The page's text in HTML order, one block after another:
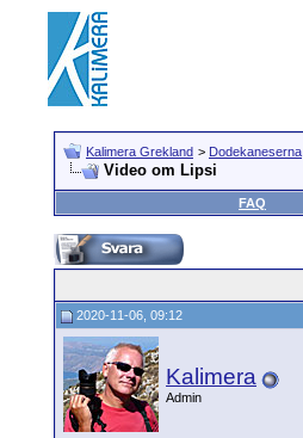
Kalimera Grekland > Dodekaneserna
Video om Lipsi
FAQ
2020-11-06, 09:12
Kalimera
Admin